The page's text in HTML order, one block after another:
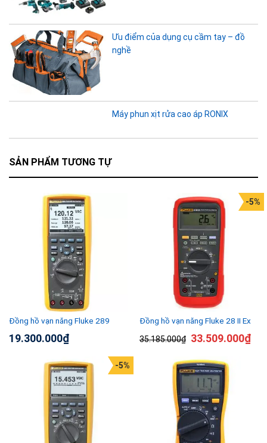
Ưu điểm của dụng cụ cầm tay – đồ
nghề
Máy phun xịt rửa cao áp RONIX
SẢN PHẨM TƯƠNG TỰ
Đồng hồ vạn năng Fluke 289
19.300.000₫
Đồng hồ vạn năng Fluke 28 II Ex
35.185.000₫
-5%
33.509.000₫
-5%